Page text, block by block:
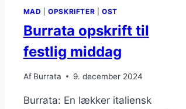
MAD |OPSKRIFTER OST
Burrata opskrift til
festlig middag
Af Burrata 9. december 2024
Burrata: En lækker italiensk